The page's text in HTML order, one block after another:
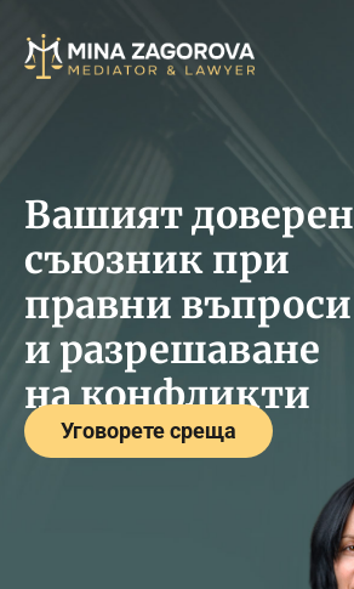
Вашият доверен
съюзник при
правни въпроси
и разрешаване
на конфликти
Уговорете среща